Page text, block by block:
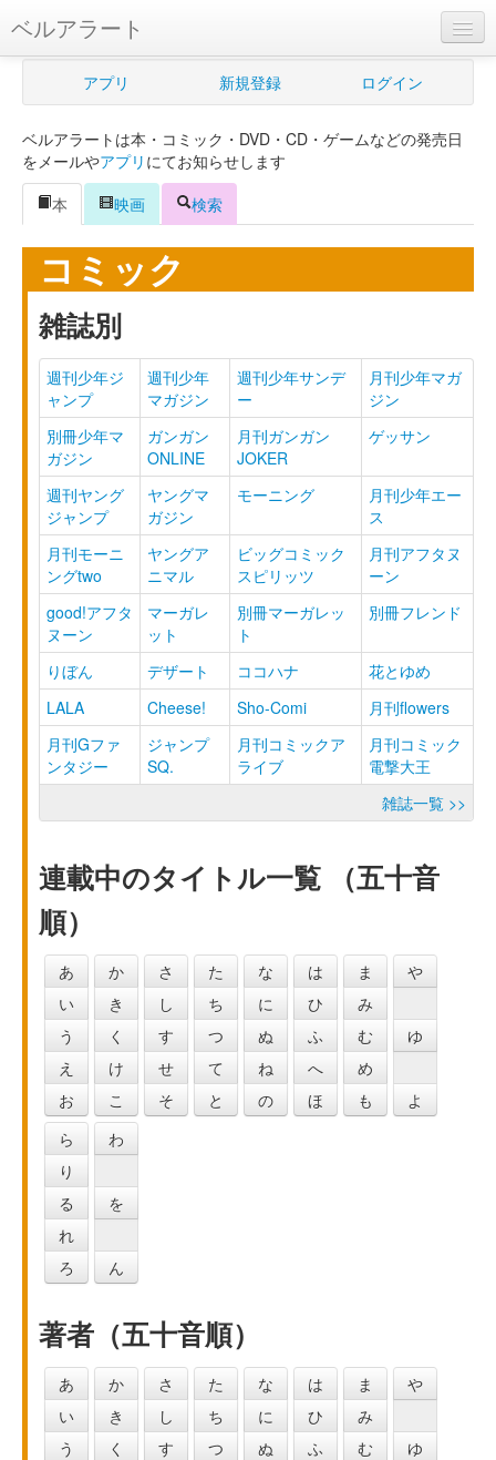
ベルアラート
ベルアラートとは
新規登録
ログイン
Myカレンダー
購入管理
Myシェルフ
プレミアム
アプリ 新規登録 ログイン
ベルアラートは本・コミック・DVD・CD・ゲームなどの発売日
をメールやアプリ にてお知らせします
本
映画 検索
コミック
雑誌別
週刊少年ジ
ャンプ
週刊少年
マガジン
週刊少年サンデ
ー
月刊少年マガ
ジン
別冊少年マ
ガジン
ガンガン
ONLINE
月刊ガンガン
JOKER
ゲッサン
週刊ヤング
ジャンプ
ヤングマ
ガジン
モーニング
月刊少年エー
ス
月刊モーニ
ングtwo
ヤングア
ニマル
ビッグコミック
スピリッツ
月刊アフタヌ
ーン
good!アフタ
ヌーン
マーガレ
ット
別冊マーガレッ
ト
別冊フレンド
りぼん デザート ココハナ
花とゆめ
LALA
Cheese! Sho-Comi
月刊flowers
月刊Gファ
ンタジー
ジャンプ
SQ.
月刊コミックア
ライブ
月刊コミック
電撃大王
雑誌一覧 >>
連載中のタイトル一覧 （五十音
順）
あ
い
う
え
お
か
き
く
け
こ
さ
し
す
せ
そ
た
ち
つ
て
と
な
に
ぬ
ね
の
は
ひ
ふ
へ
ほ
ま
み
む
め
も
や
ゆ
よ
ら
り
る
れ
ろ
わ
を
ん
著者（五十音順）
あ
い
う
か
き
く
さ
し
す
た
ち
つ
な
に
ぬ
は
ひ
ふ
ま
み
む
や
ゆ